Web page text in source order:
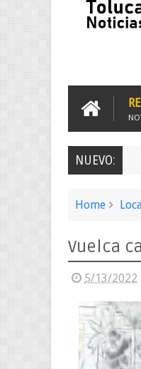
NUEVO:
Home
Vuelca
5/13/2022